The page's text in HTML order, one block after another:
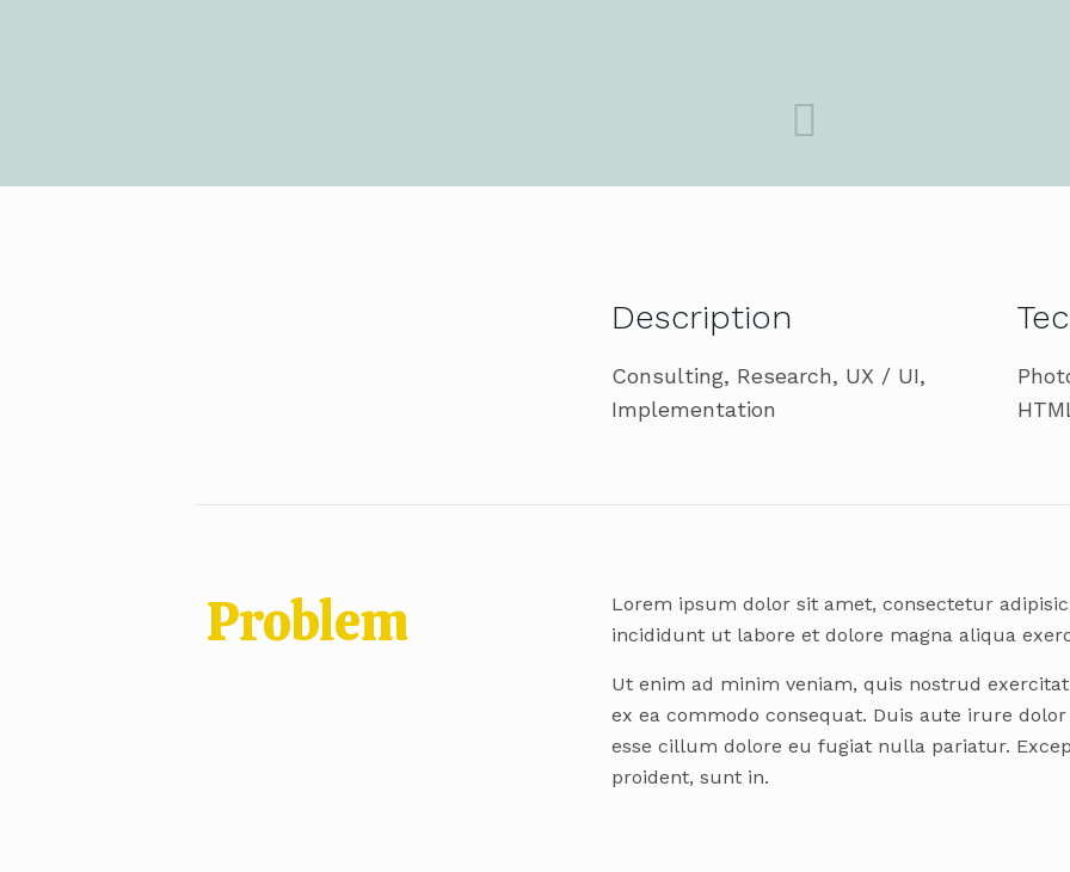
Description
Consulting, Research, UX / UI,
Implementation
Problem
Lorem ipsum dolor sit amet, consectetur
incididunt ut labore et dolore magna aliqua
Ut enim ad minim veniam, quis nostrud
ex ea commodo consequat. Duis aute irure
esse cillum dolore eu fugiat nulla pariatur.
proident, sunt in.